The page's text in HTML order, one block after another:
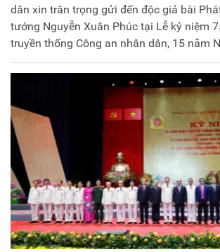
dân xin trân trọng gửi đến độc giả bài
tướng Nguyễn Xuân Phúc tại Lễ kỷ niệm
truyền thống Công an nhân dân, 15 năm
bảo vệ an ninh Tổ quốc.